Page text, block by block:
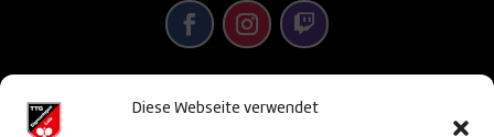
Diese Webseite verwendet